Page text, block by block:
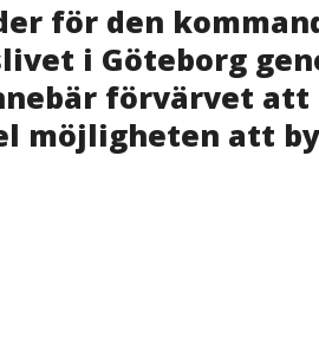
för den
i Göteborg
förvärvet
möjligheten att